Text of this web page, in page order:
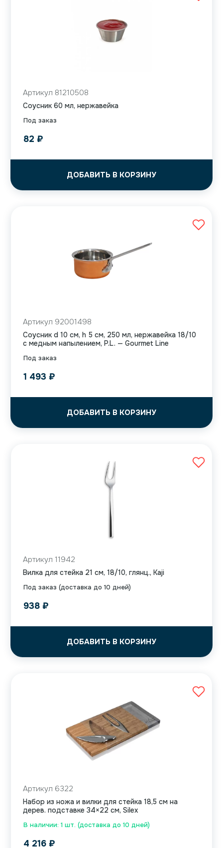
Под заказ
Артикул 81210508
Соусник 60 мл, нержавейка
82 ₽
ДОБАВИТЬ В КОРЗИНУ
Под заказ
Артикул 92001498
Соусник d 10 см, h 5 см, 250 мл, нержавейка 18/10
с медным напылением, P.L. — Gourmet Line
1 493 ₽
ДОБАВИТЬ В КОРЗИНУ
Под заказ (доставка до 10 дней)
Артикул 11942
Вилка для стейка 21 см, 18/10, глянц., Kaji
938 ₽
ДОБАВИТЬ В КОРЗИНУ
В наличии: 1 шт. (доставка до 10 дней)
Артикул 6322
Набор из ножа и вилки для стейка 18,5 см на
дерев. подставке 34×22 см, Silex
4 216 ₽